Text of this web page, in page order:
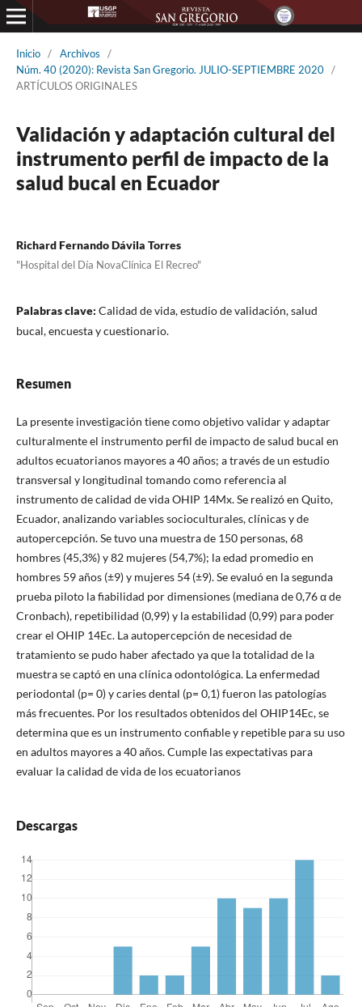
Inicio / Archivos
/
Núm. 40 (2020): Revista San Gregorio. JULIO-SEPTIEMBRE 2020 /
ARTÍCULOS ORIGINALES
Validación y adaptación cultural del
instrumento perfil de impacto de la
salud bucal en Ecuador
Richard Fernando Dávila Torres
"Hospital del Día NovaClínica El Recreo"
Palabras clave: Calidad de vida, estudio de validación, salud
bucal, encuesta y cuestionario.
Resumen
La presente investigación tiene como objetivo validar y adaptar
culturalmente el instrumento perfil de impacto de salud bucal en
adultos ecuatorianos mayores a 40 años; a través de un estudio
transversal y longitudinal tomando como referencia al
instrumento de calidad de vida OHIP 14Mx. Se realizó en Quito,
Ecuador, analizando variables socioculturales, clínicas y de
autopercepción. Se tuvo una muestra de 150 personas, 68
hombres (45,3%) y 82 mujeres (54,7%); la edad promedio en
hombres 59 años (±9) y mujeres 54 (±9). Se evaluó en la segunda
prueba piloto la fiabilidad por dimensiones (mediana de 0,76 α de
Cronbach), repetibilidad (0,99) y la estabilidad (0,99) para poder
crear el OHIP 14Ec. La autopercepción de necesidad de
tratamiento se pudo haber afectado ya que la totalidad de la
muestra se captó en una clínica odontológica. La enfermedad
periodontal (p= 0) y caries dental (p= 0,1) fueron las patologías
más frecuentes. Por los resultados obtenidos del OHIP14Ec, se
determina que es un instrumento confiable y repetible para su uso
en adultos mayores a 40 años. Cumple las expectativas para
evaluar la calidad de vida de los ecuatorianos
Descargas